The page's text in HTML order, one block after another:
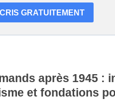
après 1945 :
et fondations